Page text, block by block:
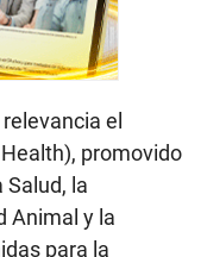
el
promovido
Salud, la
Animal y la
para la